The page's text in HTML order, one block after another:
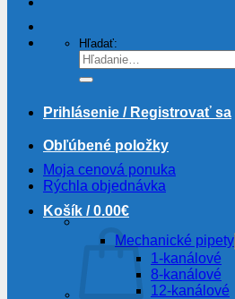
Hľadať:
Prihlásenie / Registrovať sa
Obľúbené položky
Moja cenová ponuka
Rýchla objednávka
Košík /0.00€
Mechanické pipety
1-kanálové
8-kanálové
12-kanálové